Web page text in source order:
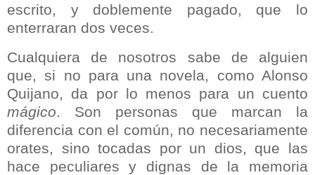
escrito, y doblemente pagado, que lo
enterraran dos veces.
Cualquiera de nosotros sabe de alguien
que, si no para una novela, como Alonso
Quijano, da por lo menos para un cuento
mágico . Son personas que marcan la
diferencia con el común, no necesariamente
orates, sino tocadas por un dios, que las
hace peculiares y dignas de la memoria